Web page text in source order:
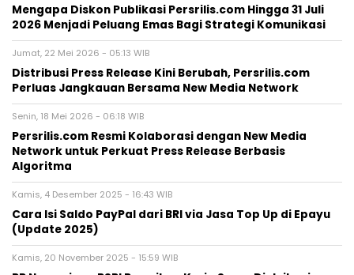
Mengapa Diskon Publikasi Persrilis.com Hingga 31 Juli
2026 Menjadi Peluang Emas Bagi Strategi Komunikasi
Jumat, 22 Mei 2026 - 05:13 WIB
Distribusi Press Release Kini Berubah, Persrilis.com
Perluas Jangkauan Bersama New Media Network
Senin, 18 Mei 2026 - 06:18 WIB
Persrilis.com Resmi Kolaborasi dengan New Media
Network untuk Perkuat Press Release Berbasis
Algoritma
Kamis, 4 Desember 2025 - 16:43 WIB
Cara Isi Saldo PayPal dari BRI via Jasa Top Up di Epayu
(Update 2025)
Kamis, 20 November 2025 - 15:59 WIB